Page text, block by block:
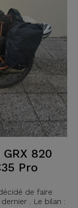
820
Pro
de faire
. Le bilan :